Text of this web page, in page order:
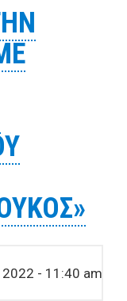
ΒΟΛΟΥ ΤΗΣ Δ.Ε.
2022 - 11:40 am